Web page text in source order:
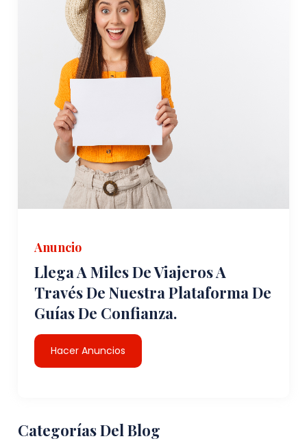
Anuncio
Llega A Miles De Viajeros A
Través De Nuestra Plataforma De
Guías De Confianza.
Hacer Anuncios
Categorías Del Blog